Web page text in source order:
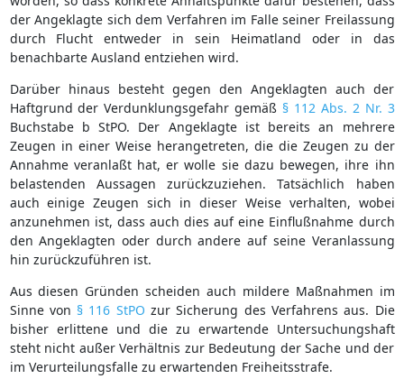
der Angeklagte sich dem Verfahren im Falle seiner Freilassung
durch Flucht entweder in sein Heimatland oder in das
benachbarte Ausland entziehen wird.
Darüber hinaus besteht gegen den Angeklagten auch der
Haftgrund der Verdunklungsgefahr gemäß § 112 Abs. 2 Nr. 3
Buchstabe b StPO. Der Angeklagte ist bereits an mehrere
Zeugen in einer Weise herangetreten, die die Zeugen zu der
Annahme veranlaßt hat, er wolle sie dazu bewegen, ihre ihn
belastenden Aussagen zurückzuziehen. Tatsächlich haben
auch einige Zeugen sich in dieser Weise verhalten, wobei
anzunehmen ist, dass auch dies auf eine Einflußnahme durch
den Angeklagten oder durch andere auf seine Veranlassung
hin zurückzuführen ist.
Aus diesen Gründen scheiden auch mildere Maßnahmen im
Sinne von § 116 StPO zur Sicherung des Verfahrens aus. Die
bisher erlittene und die zu erwartende Untersuchungshaft
steht nicht außer Verhältnis zur Bedeutung der Sache und der
im Verurteilungsfalle zu erwartenden Freiheitsstrafe.